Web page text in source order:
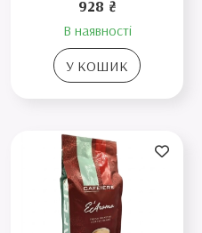
928 ₴
В наявності
У КОШИК